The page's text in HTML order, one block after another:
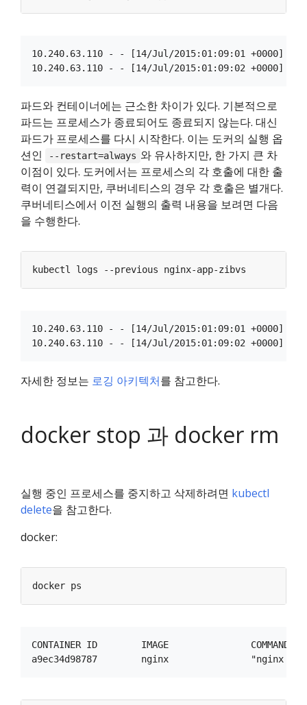
10.240.63.110 - - [14/Jul/2015:01:09:01 +0000]
파드와 컨테이너에는 근소한 차이가 있다. 기본적으로
파드는 프로세스가 종료되어도 종료되지 않는다. 대신
파드가 프로세스를 다시 시작한다. 이는 도커의 실행 옵
션인
--restart=always 와 유사하지만, 한 가지 큰 차
이점이 있다. 도커에서는 프로세스의 각 호출에 대한 출
력이 연결되지만, 쿠버네티스의 경우 각 호출은 별개다.
쿠버네티스에서 이전 실행의 출력 내용을 보려면 다음
을 수행한다.
10.240.63.110 - - [14/Jul/2015:01:09:01 +0000]
자세한 정보는 로깅 아키텍처를 참고한다.
docker stop 과 docker rm
실행 중인 프로세스를 중지하고 삭제하려면 kubectl
delete을 참고한다.
docker:
CONTAINER ID        IMAGE